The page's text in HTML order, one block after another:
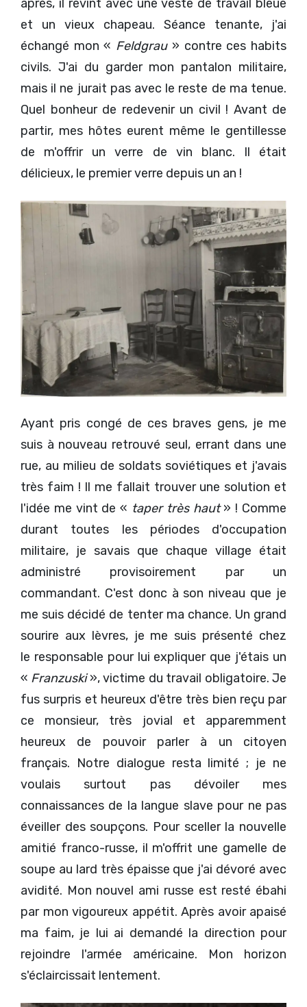
après, il revint avec une veste de travail bleue
et un vieux chapeau. Séance tenante, j'ai
échangé mon « Feldgrau» contre ces habits
civils. J'ai du garder mon pantalon militaire,
mais il ne jurait pas avec le reste de ma tenue.
Quel bonheur de redevenir un civil ! Avant de
partir, mes hôtes eurent même le gentillesse
de m'offrir un verre de vin blanc. Il était
délicieux, le premier verre depuis un an !
Ayant pris congé de ces braves gens, je me
suis à nouveau retrouvé seul, errant dans une
rue, au milieu de soldats soviétiques et j'avais
très faim ! Il me fallait trouver une solution et
l'idée me vint de « taper très haut» ! Comme
durant toutes les périodes d'occupation
militaire, je savais que chaque village était
administré provisoirement par un
commandant. C'est donc à son niveau que je
me suis décidé de tenter ma chance. Un grand
sourire aux lèvres, je me suis présenté chez
le responsable pour lui expliquer que j'étais un
« Franzuski», victime du travail obligatoire. Je
fus surpris et heureux d'être très bien reçu par
ce monsieur, très jovial et apparemment
heureux de pouvoir parler à un citoyen
français. Notre dialogue resta limité ; je ne
voulais surtout pas dévoiler mes
connaissances de la langue slave pour ne pas
éveiller des soupçons. Pour sceller la nouvelle
amitié franco-russe, il m'offrit une gamelle de
soupe au lard très épaisse que j'ai dévoré avec
avidité. Mon nouvel ami russe est resté ébahi
par mon vigoureux appétit. Après avoir apaisé
ma faim, je lui ai demandé la direction pour
rejoindre l'armée américaine. Mon horizon
s'éclaircissait lentement.